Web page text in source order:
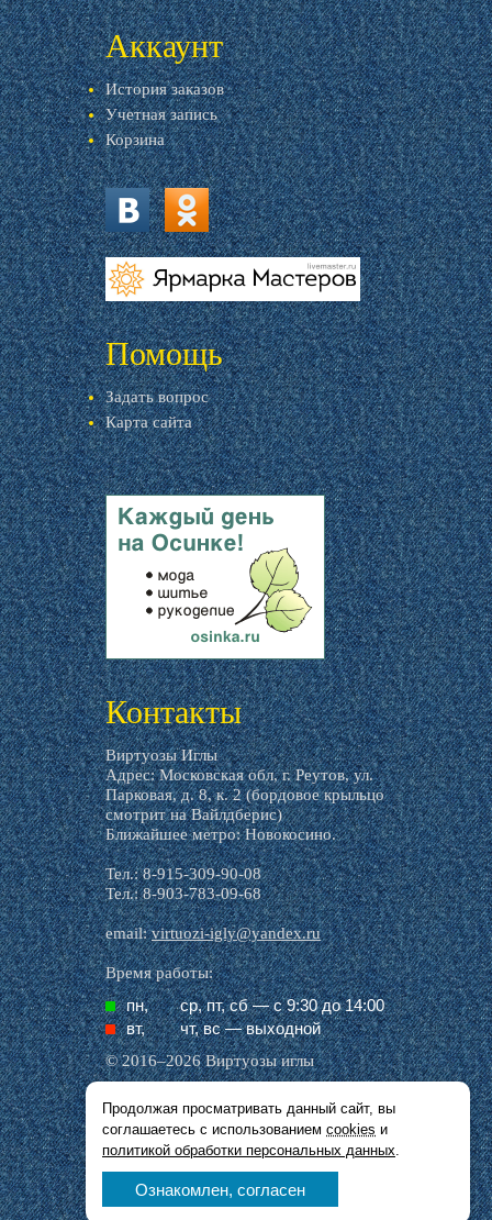
Аккаунт
История заказов
Учетная запись
Корзина
vk.com ok.ru
livemaster.ru
Помощь
Задать вопрос
Карта сайта
livemaster.ru
Контакты
Виртуозы Иглы
Адрес: Московская обл, г. Реутов, ул.
Парковая, д. 8, к. 2 (бордовое крыльцо
смотрит на Вайлдберис)
Ближайшее метро: Новокосино.
Тел.: 8-915-309-90-08
Тел.: 8-903-783-09-68
email:virtuozi-igly@yandex.ru
Время работы:
пн,
ср, пт, cб — с 9:30 до 14:00
вт,
чт, вс — выходной
© 2016–2026 Виртуозы иглы
Все названия производителей, символика и
описания, присутствующие в наших картинках
и тексте, используются исключительно в целях
идентификации.
Продолжая просматривать данный сайт, вы
соглашаетесь с использованием cookies и
политикой обработки персональных данных.
Ознакомлен, согласен